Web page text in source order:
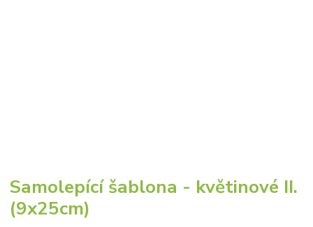
Samolepící šablona - květinové II.
(9x25cm)